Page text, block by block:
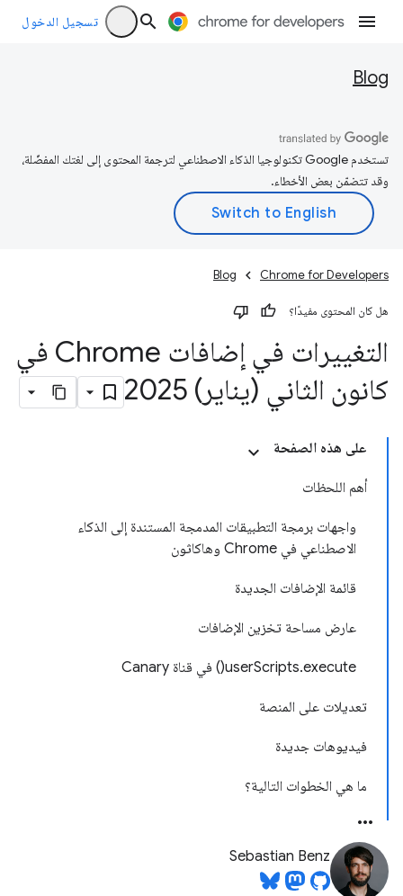
تسجيل الدخول
Blog
تستخدم Google تكنولوجيا الذكاء الاصطناعي لترجمة المحتوى إلى لغتك المفضّلة،
وقد تتضمّن بعض الأخطاء.
Chrome for Developers
Blog
هل كان المحتوى مفيدًا؟
التغييرات في إضافات Chrome في
كانون الثاني (يناير) 2025
على هذه الصفحة
أهم اللحظات
واجهات برمجة التطبيقات المدمجة المستندة إلى الذكاء
الاصطناعي في Chrome وهاكاثون
قائمة الإضافات الجديدة
عارض مساحة تخزين الإضافات
userScripts.execute() في قناة Canary
تعديلات على المنصة
فيديوهات جديدة
ما هي الخطوات التالية؟
Sebastian Benz